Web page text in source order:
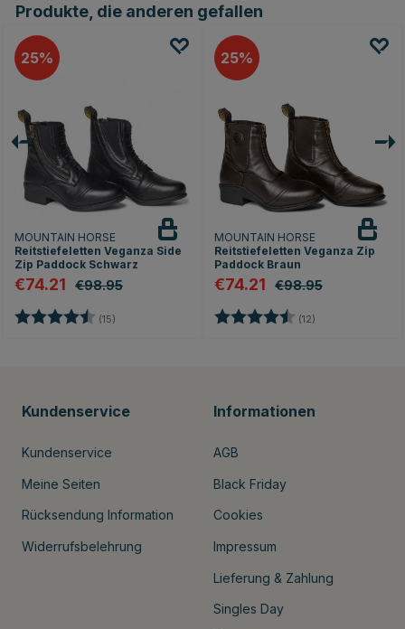
Produkte, die anderen gefallen
25
MOUNTAIN HORSE
Reitstiefeletten Veganza Side
Zip Paddock Schwarz
€74.21 €98.95
Bewertung: (15)
25
MOUNTAIN HORSE
Reitstiefeletten Veganza Zip
Paddock Braun
€74.21 €98.95
Bewertung: (12)
Kundenservice
Kundenservice
Meine Seiten
Rücksendung Information
Widerrufsbelehrung
Informationen
AGB
Black Friday
Cookies
Impressum
Lieferung & Zahlung
Singles Day